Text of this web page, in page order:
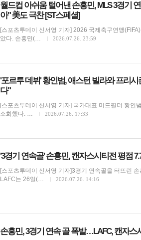
월드컵 아쉬움 털어낸 손흥민, MLS 3경기
아" 美도 극찬 [ST스페셜]
[스포츠투데이 신서영 기자] 2026 국제축구연맹
았다. 손흥민(…
2026.07.26. 23:59
'포르투 데뷔' 황인범, 애스턴 빌라와 프리
다"
[스포츠투데이 신서영 기자] 국가대표 미드필더 황인
소화했다. …
2026.07.26. 17:33
'3경기 연속골' 손흥민, 캔자스시티전 평점
[스포츠투데이 신서영 기자]3경기 연속골을 터뜨린
LAFC는 26일(…
2026.07.26. 14:16
손흥민, 3경기 연속 골 폭발…LAFC, 캔자스